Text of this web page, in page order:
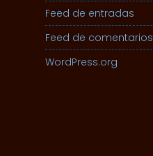
Feed de entradas
Feed de comentarios
WordPress.org